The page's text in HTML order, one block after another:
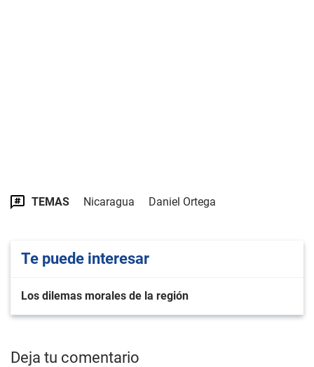
TEMAS Nicaragua Daniel Ortega
Te puede interesar
Los dilemas morales de la región
Deja tu comentario